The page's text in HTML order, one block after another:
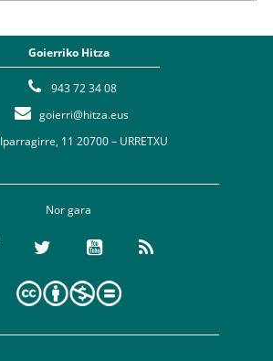
Goierriko Hitza
943 72 34 08
goierri@hitza.eus
Iparragirre, 11 20700 – URRETXU
Nor gara